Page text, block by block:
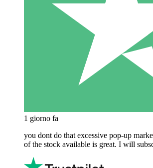
1 giorno fa
you dont do that excessive pop-up
of the stock available is great. I will